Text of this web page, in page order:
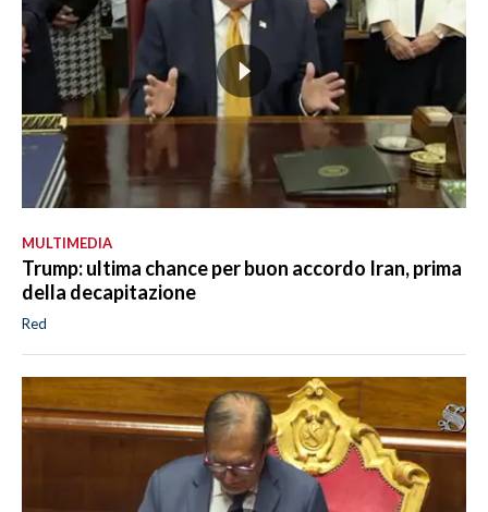
MULTIMEDIA
Trump: ultima chance per buon accordo Iran, prima
della decapitazione
Red